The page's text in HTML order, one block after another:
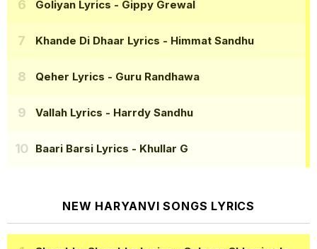
Goliyan Lyrics - Gippy Grewal
Khande Di Dhaar Lyrics - Himmat Sandhu
Qeher Lyrics - Guru Randhawa
Vallah Lyrics - Harrdy Sandhu
Baari Barsi Lyrics - Khullar G
NEW HARYANVI SONGS LYRICS